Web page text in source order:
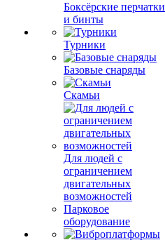
Боксёрские перчатки
и бинты
Турники
Базовые снаряды
Скамьи
Для людей с
ограничением
двигательных
возможностей
Парковое
оборудование